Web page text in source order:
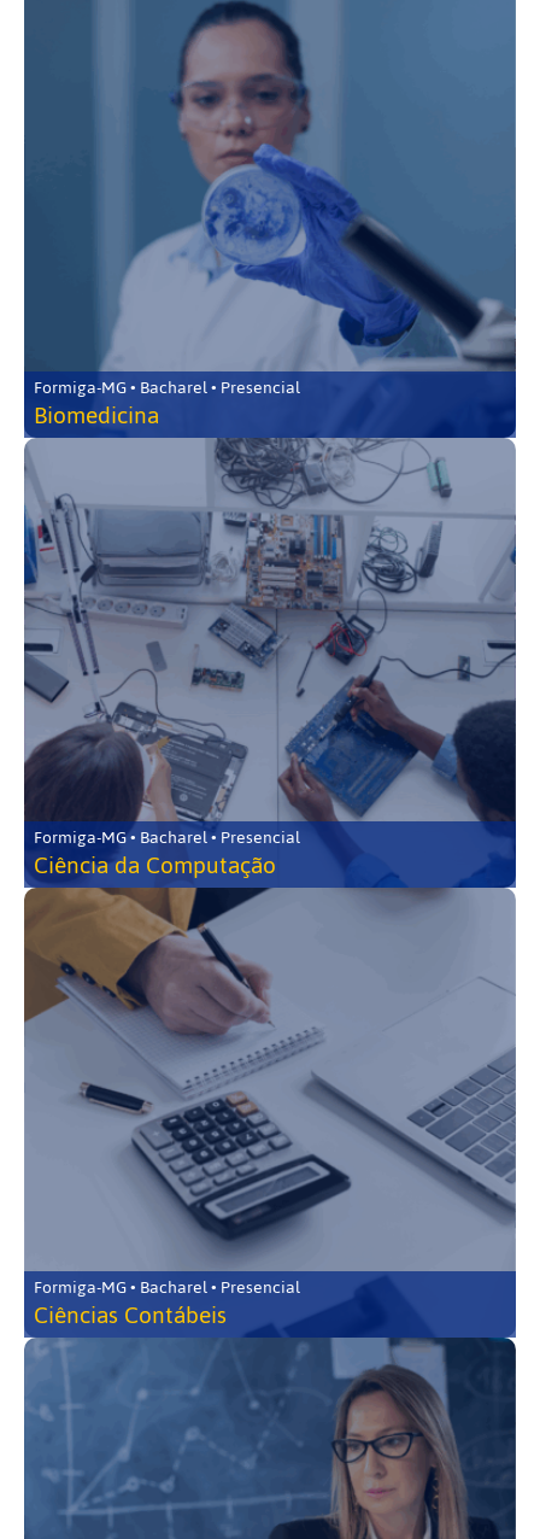
Formiga-MG • Bacharel • Presencial
Biomedicina
Formiga-MG • Bacharel • Presencial
Ciência da Computação
Formiga-MG • Bacharel • Presencial
Ciências Contábeis